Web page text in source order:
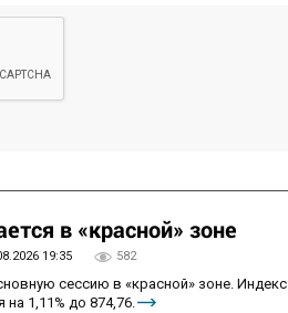
в «красной» зоне
19:35 582
сессию в «красной» зоне.
на 1,11% до 874,76.